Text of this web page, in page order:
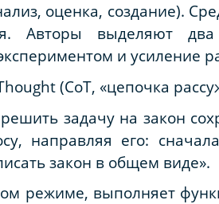
оценка, создание).
Авторы выделяют
и усиление
(CoT, «цепочка
задачу на закон
направляя его:
закон в общем виде».
режиме, выполняет